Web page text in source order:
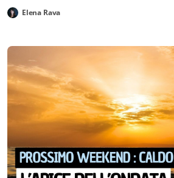
Elena Rava